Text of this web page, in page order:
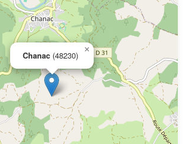
Chanac (48230)
×